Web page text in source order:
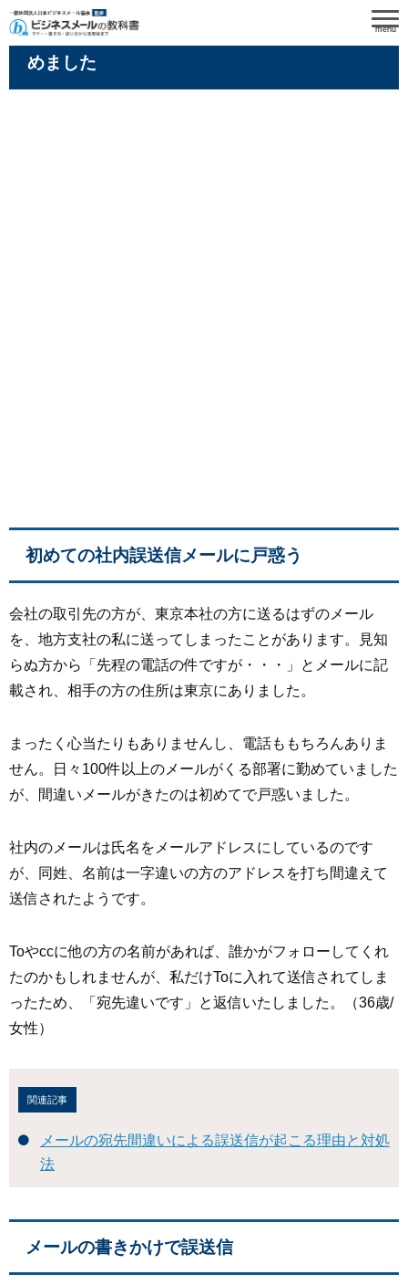
menu
ビジネスメールの誤送信の体験談・事例を集
めました
初めての社内誤送信メールに戸惑う
会社の取引先の方が、東京本社の方に送るはずのメール
を、地方支社の私に送ってしまったことがあります。見知
らぬ方から「先程の電話の件ですが・・・」とメールに記
載され、相手の方の住所は東京にありました。
まったく心当たりもありませんし、電話ももちろんありま
せん。日々100件以上のメールがくる部署に勤めていました
が、間違いメールがきたのは初めてで戸惑いました。
社内のメールは氏名をメールアドレスにしているのです
が、同姓、名前は一字違いの方のアドレスを打ち間違えて
送信されたようです。
Toやccに他の方の名前があれば、誰かがフォローしてくれ
たのかもしれませんが、私だけToに入れて送信されてしま
ったため、「宛先違いです」と返信いたしました。（36歳/
女性）
関連記事
メールの宛先間違いによる誤送信が起こる理由と対処
法
メールの書きかけで誤送信